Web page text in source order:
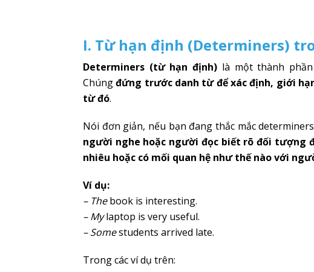
I. Từ hạn định (Determiners)
Determiners (từ hạn định) là một thành
Chúngđứng trước danh từ để xác định, giới
từ đó.
Nói đơn giản, nếu bạn đang thắc mắc
người nghe hoặc người đọc biết rõ đối tượng
nhiêu hoặc có mối quan hệ như thế nào với
Ví dụ:
– Thebook is interesting.
– Mylaptop is very useful.
– Somestudents arrived late.
Trong các ví dụ trên: